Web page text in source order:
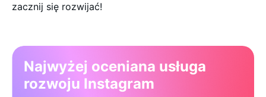
zacznij się rozwijać!
Najwyżej oceniana usługa
rozwoju Instagram